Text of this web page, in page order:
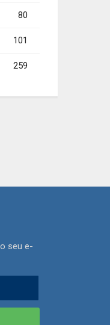
80
101
259
seu e-